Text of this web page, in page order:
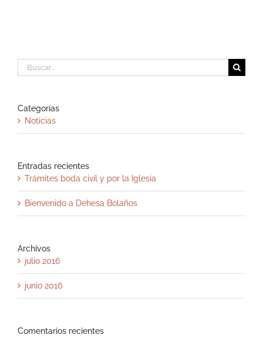
Buscar:
Categorías
Noticias
Entradas recientes
Trámites boda civil y por la Iglesia
Bienvenido a Dehesa Bolaños
Archivos
julio 2016
junio 2016
Comentarios recientes